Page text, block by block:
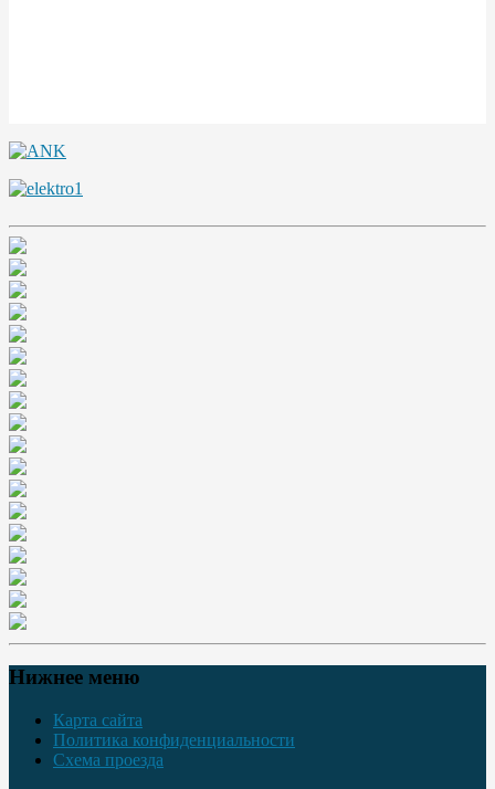
Нижнее меню
Карта сайта
Политика конфиденциальности
Схема проезда